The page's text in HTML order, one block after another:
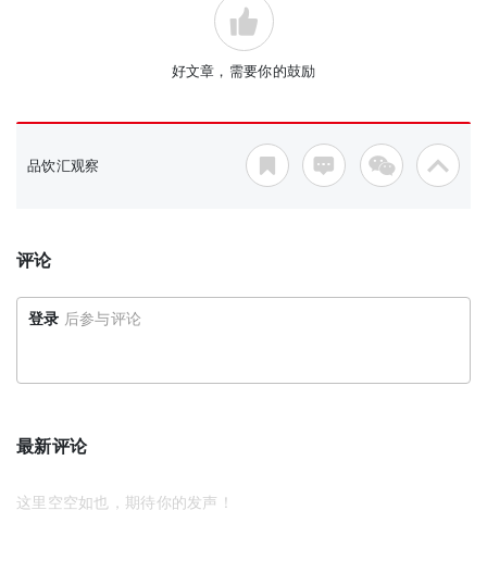
好文章，需要你的鼓励
品饮汇观察
评论
登录 后参与评论
最新评论
这里空空如也，期待你的发声！